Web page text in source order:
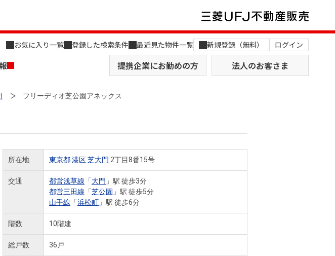
お気に入り一覧 登録した検索条件 最近見た物件一覧 新規登録（無料） ログイン
提携企業にお勤めの方 法人のお客さま
てを探す
店舗のご案内（関西）
MUFG Way
役員一覧
フリーディオ芝公園アネックス
所在地 東京都港区芝大門 2丁目8番15号
交通 都営浅草線 「大門 」駅 徒歩3分
都営三田線 「芝公園 」駅 徒歩5分
山手線 「浜松町 」駅 徒歩6分
階数 10階建
総戸数 36戸